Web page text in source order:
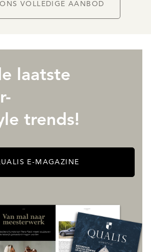
VOLLEDIGE AANBOD
laatste
trends!
E-MAGAZINE